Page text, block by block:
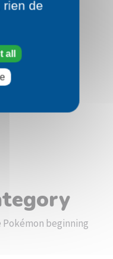
beginning
rien de
all